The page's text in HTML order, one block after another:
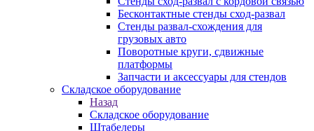
Бесконтактные стенды сход-развал
Стенды развал-схождения для
грузовых авто
Поворотные круги, сдвижные
платформы
Запчасти и аксессуары для стендов
Складское оборудование
Назад
Складское оборудование
Штабелеры